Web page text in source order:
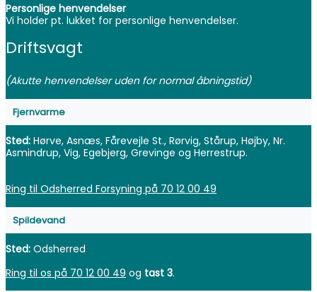
Personlige henvendelser
Vi holder pt. lukket for personlige henvendelser.
Driftsvagt
(Akutte henvendelser uden for normal åbningstid)
Fjernvarme
Sted: Hørve, Asnæs, Fårevejle St., Rørvig, Stårup, Højby, Nr.
Asmindrup, Vig, Egebjerg, Grevinge og Herrestrup.
Ring til Odsherred Forsyning på 70 12 00 49
Spildevand
Sted: Odsherred
Ring til os på 70 12 00 49 og tast 3.